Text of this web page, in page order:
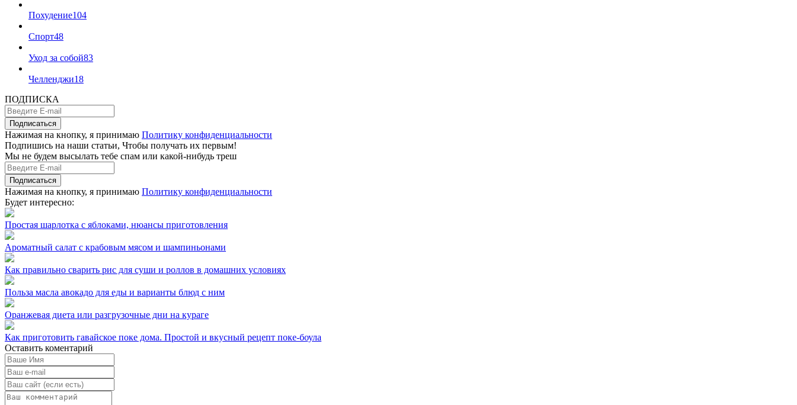
Похудение104
Спорт48
Уход за собой83
Челленджи18
ПОДПИСКА
Подписаться
Нажимая на кнопку, я принимаю Политику конфиденциальности
Подпишись на наши статьи, Чтобы получать их первым!
Мы не будем высылать тебе спам или какой-нибудь треш
Подписаться
Нажимая на кнопку, я принимаю Политику конфиденциальности
Будет интересно:
Простая шарлотка с яблоками, нюансы приготовления
Ароматный салат с крабовым мясом и шампиньонами
Как правильно сварить рис для суши и роллов в домашних условиях
Польза масла авокадо для еды и варианты блюд с ним
Оранжевая диета или разгрузочные дни на кураге
Как приготовить гавайское поке дома. Простой и вкусный рецепт поке-боула
Оставить коментарий